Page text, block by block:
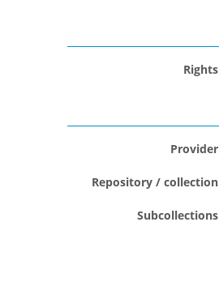
Rights
Provider
Repository / collection
Subcollections